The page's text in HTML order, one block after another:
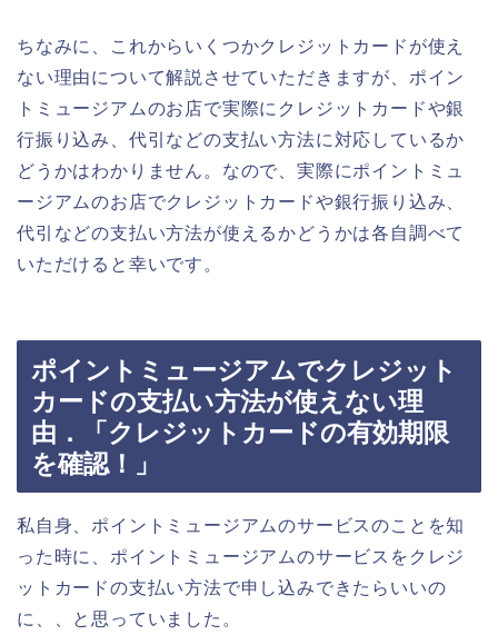
ちなみに、これからいくつかクレジットカードが使え
ない理由について解説させていただきますが、ポイン
トミュージアムのお店で実際にクレジットカードや銀
行振り込み、代引などの支払い方法に対応しているか
どうかはわかりません。なので、実際にポイントミュ
ージアムのお店でクレジットカードや銀行振り込み、
代引などの支払い方法が使えるかどうかは各自調べて
いただけると幸いです。
ポイントミュージアムでクレジット
カードの支払い方法が使えない理
由．「クレジットカードの有効期限
を確認！」
私自身、ポイントミュージアムのサービスのことを知
った時に、ポイントミュージアムのサービスをクレジ
ットカードの支払い方法で申し込みできたらいいの
に、、と思っていました。